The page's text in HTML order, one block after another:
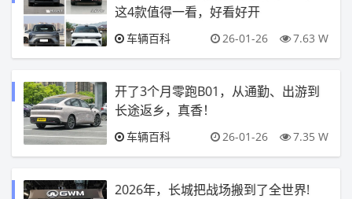
这4款值得一看，好看好开
车辆百科 26-01-26 7.63 W
开了3个月零跑B01，从通勤、出游到
长途返乡，真香！
车辆百科 26-01-26 7.35 W
2026年，长城把战场搬到了全世界!